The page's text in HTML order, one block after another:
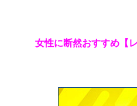
女性に断然おすすめ【